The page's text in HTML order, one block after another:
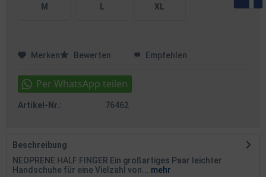
M L XL
Merken Bewerten Empfehlen
Artikel-Nr.: 76462
Beschreibung
NEOPRENE HALF FINGER Ein großartiges Paar leichter
Handschuhe für eine Vielzahl von...
mehr